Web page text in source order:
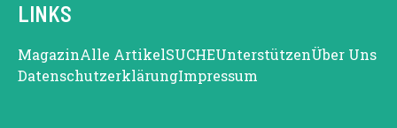
LINKS
MagazinAlle ArtikelSUCHEUnterstützenÜber Uns
DatenschutzerklärungImpressum